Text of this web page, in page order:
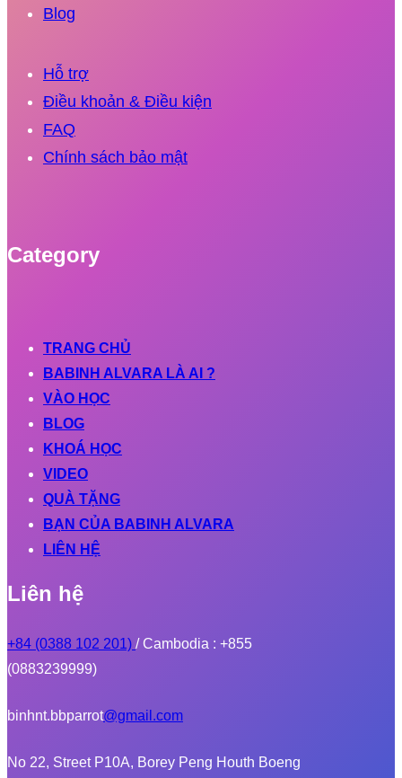
Blog
Hỗ trợ
Điều khoản & Điều kiện
FAQ
Chính sách bảo mật
Category
TRANG CHỦ
BABINH ALVARA LÀ AI ?
VÀO HỌC
BLOG
KHOÁ HỌC
VIDEO
QUÀ TẶNG
BẠN CỦA BABINH ALVARA
LIÊN HỆ
Liên hệ
+84 (0388 102 201) / Cambodia : +855
(0883239999)
binhnt.bbparrot@gmail.com
No 22, Street P10A, Borey Peng Houth Boeng